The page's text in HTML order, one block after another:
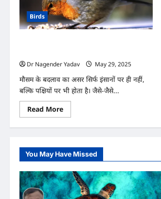
Birds
Dr Nagender Yadav
May 29, 2025
मौसम के बदलाव का असर सिर्फ इंसानों पर ही नहीं,
बल्कि पक्षियों पर भी होता है। जैसे-जैसे...
Read MoreRead
more
मौसम
के
साथ
पक्षियों
के
खाने
में
क्या
You May Have Missed